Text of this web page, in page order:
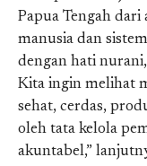
Papua Tengah
manusia dan
dengan hati
Kita ingin melihat
sehat, cerdas,
oleh tata kelola
akuntabel,”